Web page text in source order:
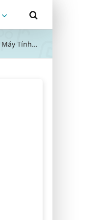
Máy Tính...